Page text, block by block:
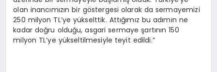
olan inancımızın bir göstergesi olarak da sermayemizi
250 milyon TL’ye yükselttik. Attığımız bu adımın ne
kadar doğru olduğu, asgari sermaye şartının 150
milyon TL’ye yükseltilmesiyle teyit edildi.”